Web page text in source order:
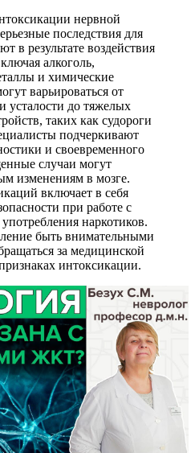
нервной
последствия для
в результате воздействия
алкоголь,
и химические
варьироваться от
усталости до тяжелых
таких как судороги
подчеркивают
и своевременного
случаи могут
изменениям в мозге.
включает в себя
при работе с
наркотиков.
быть внимательными
за медицинской
интоксикации.